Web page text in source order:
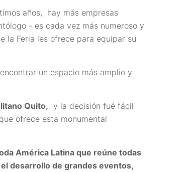
años, hay más empresas
- es cada vez más numeroso y
la Feria les ofrece para equipar su
un espacio más amplio y
Quito, y la decisión fué fácil
ofrece esta monumental
América Latina que reúne todas
desarrollo de grandes eventos,